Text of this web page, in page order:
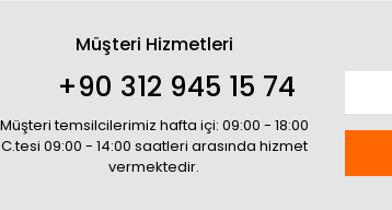
Müşteri Hizmetleri
+90 312 945 15 74
Müşteri temsilcilerimiz hafta içi: 09:00 - 18:00
C.tesi 09:00 - 14:00 saatleri arasında hizmet
vermektedir.